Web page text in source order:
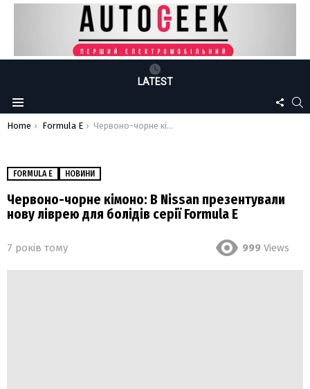
LATEST
Menu
US
You are here:
Home Formula E Червоно-чорне кімоно: В Nissan презентували нову ліврею для болідів серії Formula E
FORMULA E НОВИНИ
Червоно-чорне кімоно: В Nissan презентували
нову ліврею для болідів серії Formula E
7 років тому 999 Views